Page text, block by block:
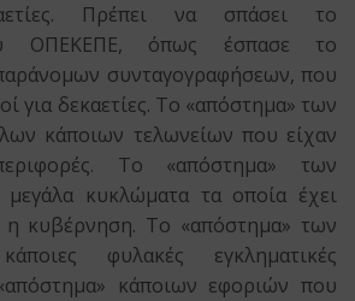
Πρέπει να σπάσει το
ΟΠΕΚΕΠΕ, όπως έσπασε το
συνταγογραφήσεων, που
για δεκαετίες. Το «απόστημα» των
κάποιων τελωνείων που είχαν
Το «απόστημα» των
κυκλώματα τα οποία έχει
η κυβέρνηση. Το «απόστημα» των
φυλακές εγκληματικές
κάποιων εφοριών που